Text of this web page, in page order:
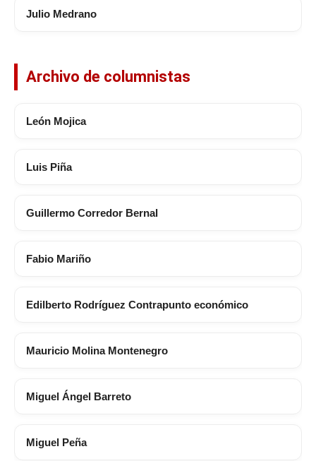
Julio Medrano
Archivo de columnistas
León Mojica
Luis Piña
Guillermo Corredor Bernal
Fabio Mariño
Edilberto Rodríguez Contrapunto económico
Mauricio Molina Montenegro
Miguel Ángel Barreto
Miguel Peña